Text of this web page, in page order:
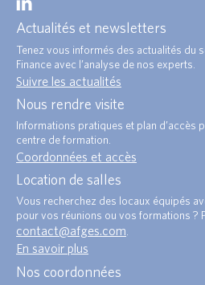
Actualités et newsletters
Tenez vous informés des actualités du
Finance avec l’analyse de nos experts.
Suivre les actualités
Nous rendre visite
Informations pratiques et plan d’accès
centre de formation.
Coordonnées et accès
Location de salles
Vous recherchez des locaux équipés
pour vos réunions ou vos formations ?
contact@afges.com.
En savoir plus
Nos coordonnées